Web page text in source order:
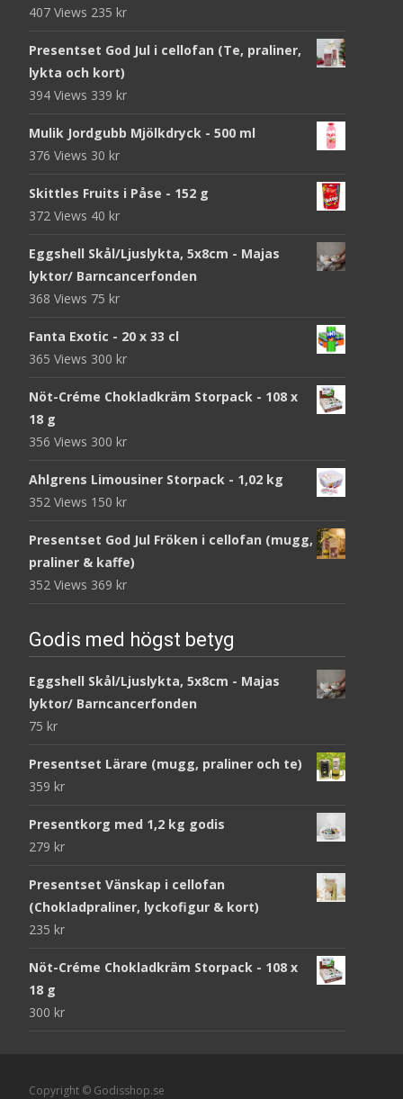
407 Views 235 kr
Presentset God Jul i cellofan (Te, praliner,
lykta och kort)
394 Views 339 kr
Mulik Jordgubb Mjölkdryck - 500 ml
376 Views 30 kr
Skittles Fruits i Påse - 152 g
372 Views 40 kr
Eggshell Skål/Ljuslykta, 5x8cm - Majas
lyktor/ Barncancerfonden
368 Views 75 kr
Fanta Exotic - 20 x 33 cl
365 Views 300 kr
Nöt-Créme Chokladkräm Storpack - 108 x
18 g
356 Views 300 kr
Ahlgrens Limousiner Storpack - 1,02 kg
352 Views 150 kr
Presentset God Jul Fröken i cellofan (mugg,
praliner & kaffe)
352 Views 369 kr
Godis med högst betyg
Eggshell Skål/Ljuslykta, 5x8cm - Majas
lyktor/ Barncancerfonden
75 kr
Presentset Lärare (mugg, praliner och te)
359 kr
Presentkorg med 1,2 kg godis
279 kr
Presentset Vänskap i cellofan
(Chokladpraliner, lyckofigur & kort)
235 kr
Nöt-Créme Chokladkräm Storpack - 108 x
18 g
300 kr
Copyright © Godisshop.se